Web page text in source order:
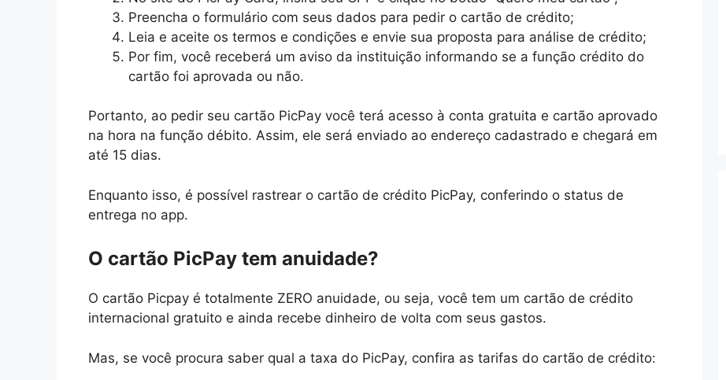
Preencha o formulário com seus dados para pedir o cartão de crédito;
Leia e aceite os termos e condições e envie sua proposta para análise de crédito;
Por fim, você receberá um aviso da instituição informando se a função crédito do
cartão foi aprovada ou não.
Portanto, ao pedir seu cartão PicPay você terá acesso à conta gratuita e cartão aprovado
na hora na função débito. Assim, ele será enviado ao endereço cadastrado e chegará em
até 15 dias.
Enquanto isso, é possível rastrear o cartão de crédito PicPay, conferindo o status de
entrega no app.
O cartão PicPay tem anuidade?
O cartão Picpay é totalmente ZERO anuidade, ou seja, você tem um cartão de crédito
internacional gratuito e ainda recebe dinheiro de volta com seus gastos.
Mas, se você procura saber qual a taxa do PicPay, confira as tarifas do cartão de crédito: